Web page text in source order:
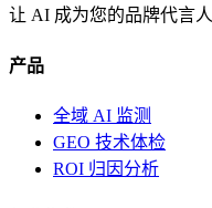
让 AI 成为您的品牌代言人
产品
全域 AI 监测
GEO 技术体检
ROI 归因分析